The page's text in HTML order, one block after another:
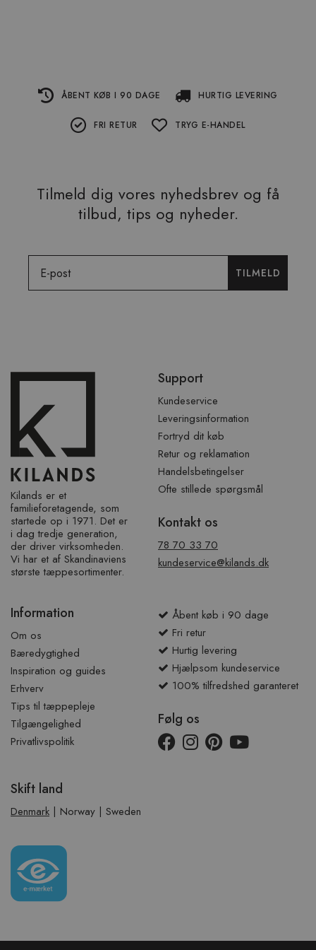
ÅBENT KØB I 90 DAGE HURTIG LEVERING
FRI RETUR TRYG E-HANDEL
Tilmeld dig vores nyhedsbrev og få
tilbud, tips og nyheder.
TILMELD
over
Kilands er et
familieforetagende, som
startede op i 1971. Det er
i dag tredje generation,
der driver virksomheden.
Vi har et af ​​Skandinaviens
største tæppesortimenter.
Support
Kundeservice
Leveringsinformation
Fortryd dit køb
Retur og reklamation
Handelsbetingelser
Ofte stillede spørgsmål
Kontakt os
78 70 33 70
kundeservice@kilands.dk
Information
Om os
Bæredygtighed
Inspiration og guides
Erhverv
Tips til tæppepleje
Tilgængelighed
Privatlivspolitik
Åbent køb i 90 dage
Fri retur
Hurtig levering
Hjælpsom kundeservice
100% tilfredshed garanteret
Følg os
Skift land
Denmark | Norway | Sweden